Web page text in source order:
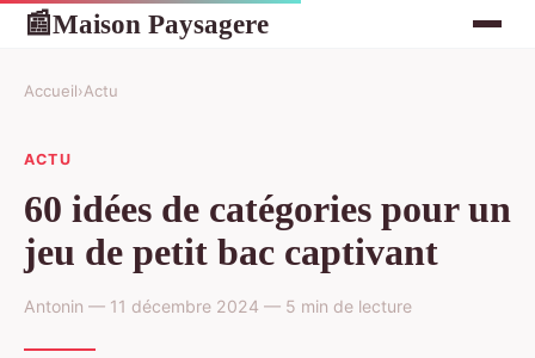
📰Maison Paysagere
Accueil›Actu
ACTU
60 idées de catégories pour un
jeu de petit bac captivant
Antonin — 11 décembre 2024 — 5 min de lecture